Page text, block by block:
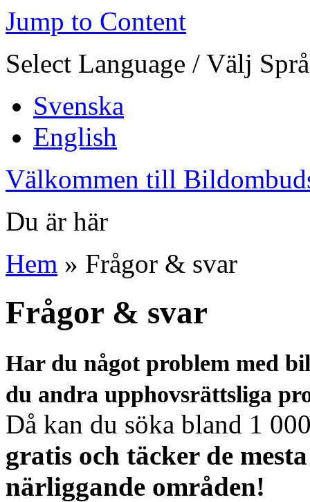
Jump to Content
Select Language / Välj
Svenska
English
Välkommen till
Du är här
Hem » Frågor & svar
Frågor & svar
Har du något problem med
du andra upphovsrättsliga
Då kan du söka bland 1
gratis och täcker de
närliggande områden!